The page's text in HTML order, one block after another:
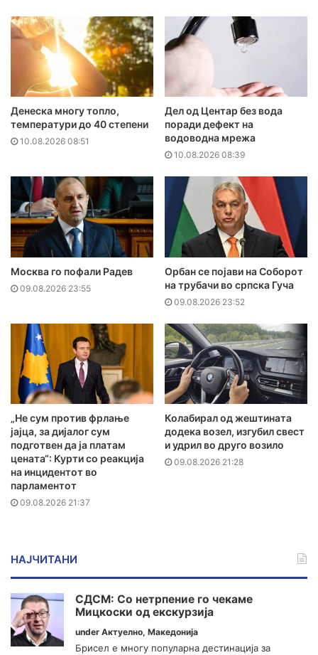
Денеска многу топло,
температури до 40 степени
10.08.2026 08:51
Дел од Центар без вода
поради дефект на
водоводна мрежа
10.08.2026 08:39
Москва го пофали Радев
09.08.2026 23:55
Орбан се појави на Соборот
на трубачи во српска Гуча
09.08.2026 23:52
„Не сум против фрлање
јајца, за дијалог сум
подготвен да ја платам
цената“: Курти со реакција
на инцидентот во
парламентот
09.08.2026 21:37
Колабирал од жештината
додека возел, изгубил свест
и удрил во друго возило
09.08.2026 21:28
НАЈЧИТАНИ
СДСМ: Со нетрпение го чекаме
Мицкоски од екскурзија
under Актуелно, Македонија
Брисел е многу популарна дестинација за